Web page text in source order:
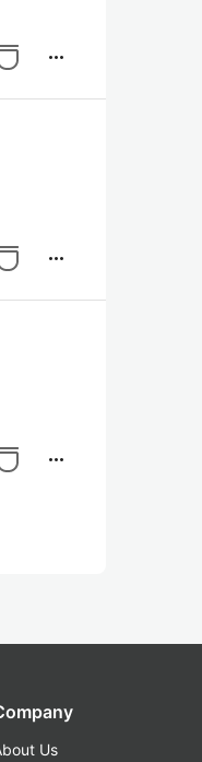
more_horiz
more_horiz
more_horiz
Us